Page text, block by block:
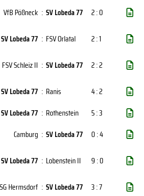
VfB Pößneck : SV Lobeda 77
2 : 0
SV Lobeda 77 : FSV Orlatal
2 : 1
FSV Schleiz II : SV Lobeda 77
2 : 2
SV Lobeda 77 : Ranis
4 : 2
SV Lobeda 77 : Rothenstein
5 : 3
Camburg : SV Lobeda 77
0 : 4
SV Lobeda 77 : Lobenstein II
9 : 0
SG Hermsdorf : SV Lobeda 77
3 : 7